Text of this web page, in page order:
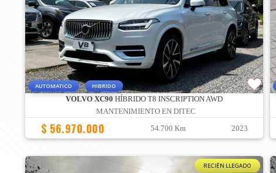
AUTOMATICO HIBRIDO
VOLVO XC90 HÍBRIDO T8 INSCRIPTION AWD
MANTENIMIENTO EN DITEC
$ 56.970.000 54.700 Km 2023
RECIÉN LLEGADO